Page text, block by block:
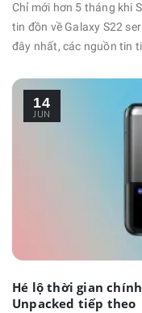
Chỉ mới hơn 5 tháng khi
tin đồn về Galaxy S22
đây nhất, các nguồn tin
S22: 6.06 - 6.1 inch. Galaxy S22+: 6.55 - 6.66 inch. Galaxy S22
14
JUN
Hé lộ thời gian
Unpacked tiếp theo